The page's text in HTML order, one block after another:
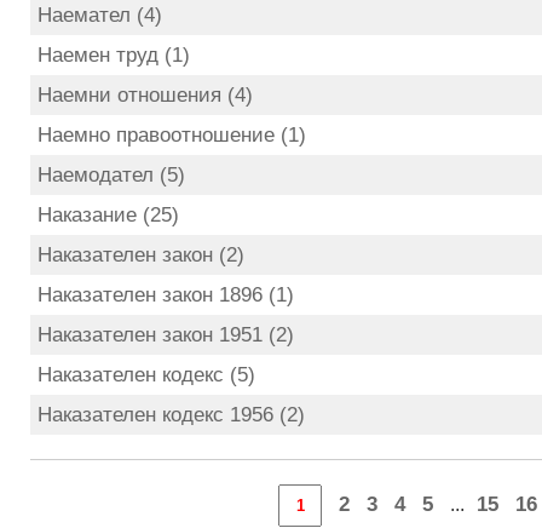
Наемател (4)
Наемен труд (1)
Наемни отношения (4)
Наемно правоотношение (1)
Наемодател (5)
Наказание (25)
Наказателен закон (2)
Наказателен закон 1896 (1)
Наказателен закон 1951 (2)
Наказателен кодекс (5)
Наказателен кодекс 1956 (2)
2 3 4 5 ... 15 16